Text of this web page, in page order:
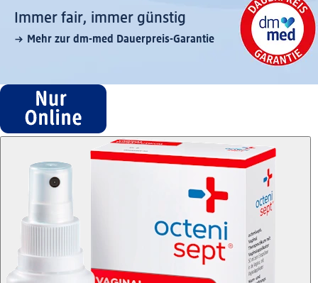
Immer fair,­ immer günstig
Mehr zur dm-med Dauerpreis-Garantie